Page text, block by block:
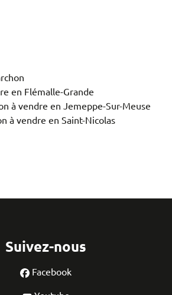
en Flémalle-Grande
à vendre en Jemeppe-Sur-Meuse
à vendre en Saint-Nicolas
Suivez-nous
Facebook